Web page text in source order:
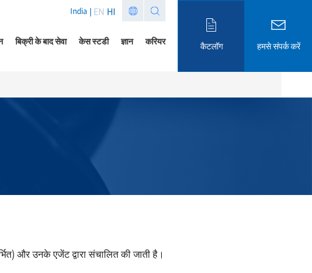
India EN HI
बिक्री के बाद सेवा केस स्टडी ज्ञान करियर कैटलॉग हमसे संपर्क करें
और उनके एजेंट द्वारा संचालित की जाती है।